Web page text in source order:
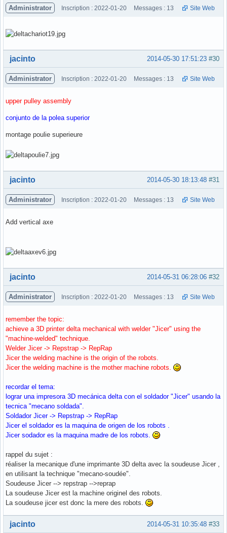
Administrator Inscription : 2022-01-20 Messages : 13 Site Web
Hors ligne #30
2014-05-30 17:51:23
jacinto
Administrator Inscription : 2022-01-20 Messages : 13 Site Web
upper pulley assembly
conjunto de la polea superior
montage poulie superieure
Hors ligne #31
2014-05-30 18:13:48
jacinto
Administrator Inscription : 2022-01-20 Messages : 13 Site Web
Add vertical axe
Hors ligne #32
2014-05-31 06:28:06
jacinto
Administrator Inscription : 2022-01-20 Messages : 13 Site Web
remember the topic:
achieve a 3D printer delta mechanical with welder "Jicer" using the
"machine-welded" technique.
Welder Jicer -> Repstrap -> RepRap
Jicer the welding machine is the origin of the robots.
Jicer the welding machine is the mother machine robots.
recordar el tema:
lograr una impresora 3D mecánica delta con el soldador "Jicer" usando la
tecnica "mecano soldada".
Soldador Jicer -> Repstrap -> RepRap
Jicer el soldador es la maquina de origen de los robots .
Jicer sodador es la maquina madre de los robots.
rappel du sujet :
réaliser la mecanique d'une imprimante 3D delta avec la soudeuse Jicer ,
en utilisant la technique "mecano-soudée".
Soudeuse Jicer --> repstrap -->reprap
La soudeuse Jicer est la machine originel des robots.
La soudeuse jicer est donc la mere des robots.
Hors ligne #33
2014-05-31 10:35:48
jacinto